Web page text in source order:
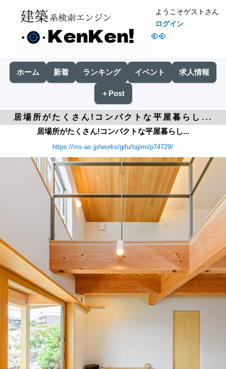
👀
ようこそゲストさん
ログイン
ホーム 新着 ランキング イベント 求人情報
＋Post
居場所がたくさん!コンパクトな平屋暮らし...
居場所がたくさん!コンパクトな平屋暮らし...
https://ms-as.jp/works/gifu/tajimi/p74729/